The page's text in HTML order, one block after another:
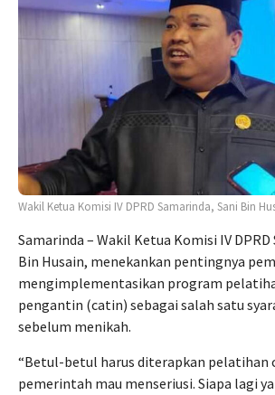
Wakil Ketua Komisi IV DPRD Samarinda, Sani Bin
Samarinda – Wakil Ketua Komisi IV DPRD
Bin Husain, menekankan pentingnya
mengimplementasikan program
pengantin (catin) sebagai salah satu
sebelum menikah.
“Betul-betul harus diterapkan pelatihan
pemerintah mau menseriusi. Siapa lagi